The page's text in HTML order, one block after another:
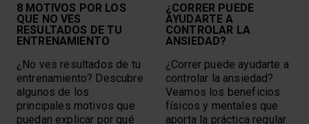
8 MOTIVOS POR LOS
QUE NO VES
RESULTADOS DE TU
ENTRENAMIENTO
¿No ves resultados de tu
entrenamiento? Descubre
algunos de los
principales motivos que
puedan explicar por qué
¿CORRER PUEDE
AYUDARTE A
CONTROLAR LA
ANSIEDAD?
¿Correr puede ayudarte a
controlar la ansiedad?
Veamos los beneficios
físicos y mentales que
aporta la práctica regular